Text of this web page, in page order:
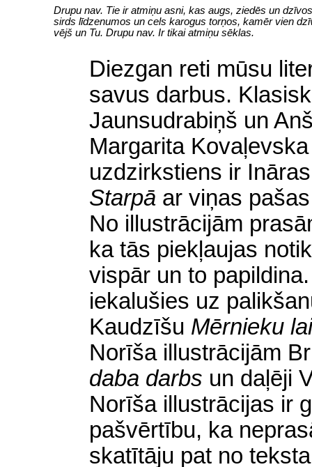
Drupu nav. Tie ir atmiņu asni, kas augs, ziedēs un
sirds līdzenumos un cels karogus torņos, kamēr vien
vējš un Tu. Drupu nav. Ir tikai atmiņu sēklas.
Diezgan reti mūsu
savus darbus.
Jaunsudrabiņš un
Margarita
uzdzirkstiens ir
Starpā ar viņas
No illustrācijām
ka tās piekļaujas
vispār un to
iekalušies uz
Kaudzīšu Mērnieku
Norīša illustrācijām
daba darbs un daļēji
Norīša illustrācijas ir
pašvērtību, ka
skatītāju pat no